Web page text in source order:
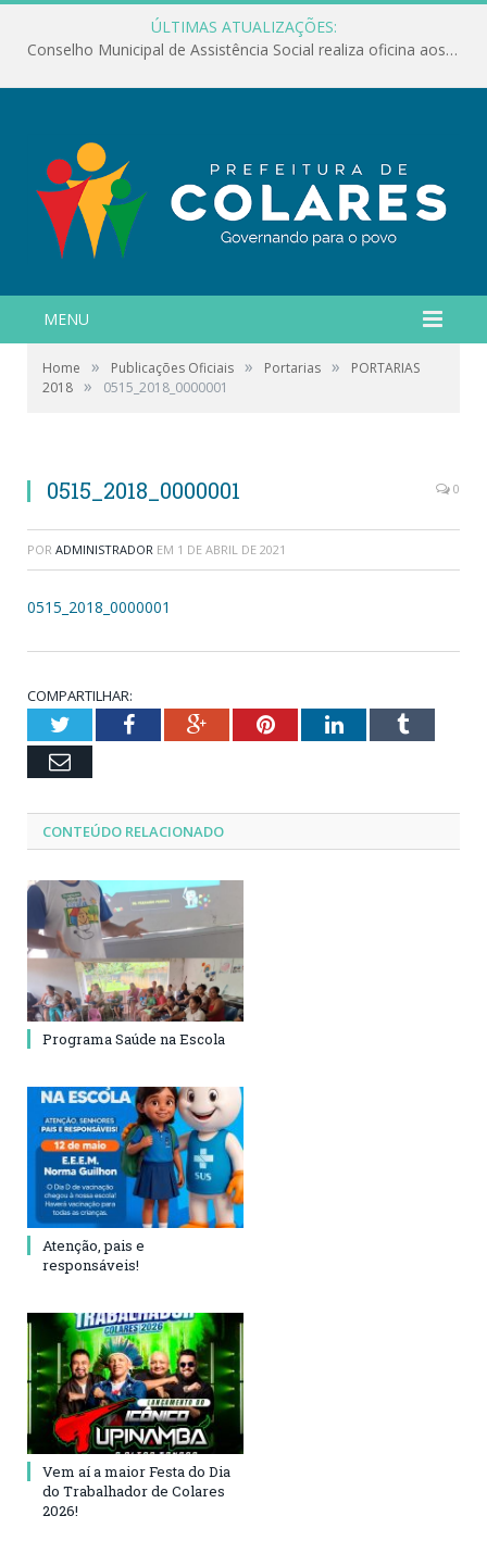
ÚLTIMAS ATUALIZAÇÕES:
Conselho Municipal de Assistência Social realiza oficina aos servidores
MENU
Home » Publicações Oficiais » Portarias »
PORTARIAS
2018 » 0515_2018_0000001
0515_2018_0000001 0
POR ADMINISTRADOR EM 1 DE ABRIL DE 2021
0515_2018_0000001
COMPARTILHAR:
TwitterFacebookGoogle+PinterestLinkedInTumblr
Email
CONTEÚDO RELACIONADO
Programa Saúde na Escola
Atenção, pais e
responsáveis!
Vem aí a maior Festa do Dia
do Trabalhador de Colares
2026!